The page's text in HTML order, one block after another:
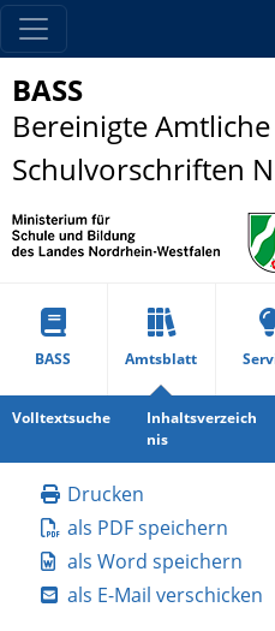
BASS
Bereinigte
Schulvorschriften
BASS Amtsblatt
Volltextsuche
Inhaltsverzeich
nis
Drucken
als PDF speichern
als Word speichern
als E-Mail verschicken